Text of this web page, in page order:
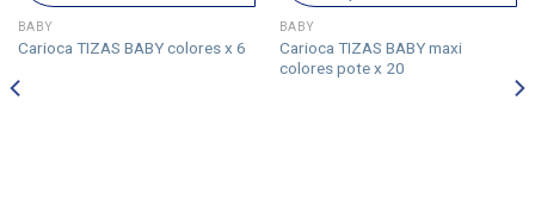
BABY
Carioca TIZAS BABY colores x 6
BABY
Carioca TIZAS BABY maxi
colores pote x 20